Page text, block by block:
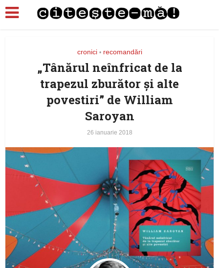
cronici • recomandări
„Tânărul neînfricat de la
trapezul zburător şi alte
povestiri” de William
Saroyan
26 ianuarie 2018